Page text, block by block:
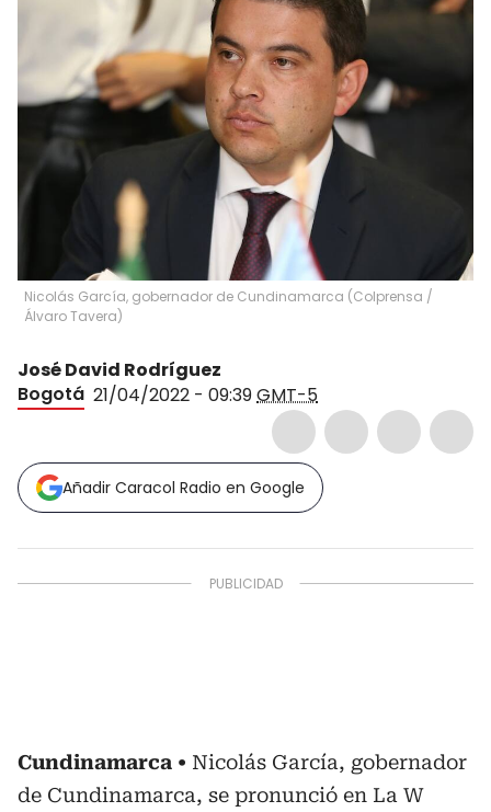
Nicolás García, gobernador de Cundinamarca (Colprensa /
Álvaro Tavera)
José David Rodríguez
Bogotá 21/04/2022 - 09:39GMT-5
Añadir Caracol Radio en Google
Cundinamarca
Nicolás García, gobernador
de Cundinamarca, se pronunció en La W